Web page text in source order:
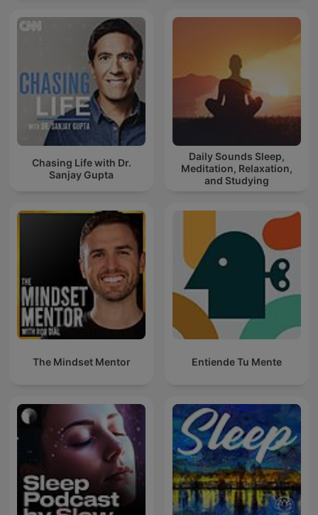
Chasing Life with Dr.
Sanjay Gupta
Daily Sounds Sleep,
Meditation, Relaxation,
and Studying
The Mindset Mentor Entiende Tu Mente